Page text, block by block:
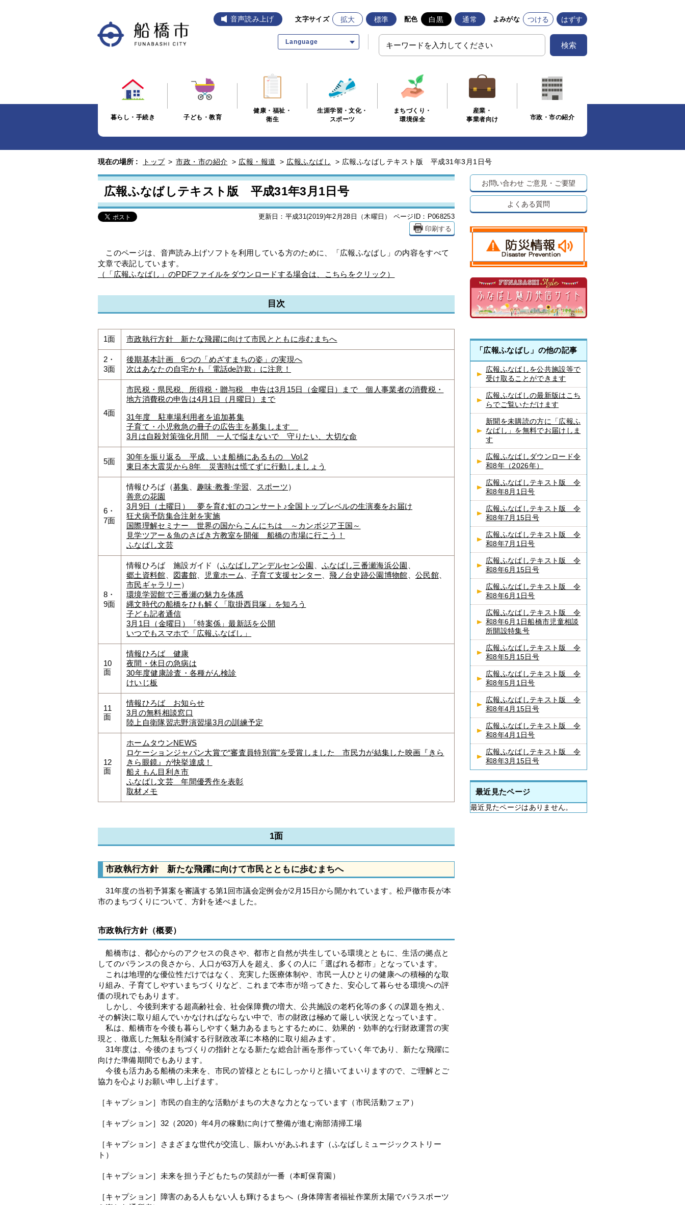
音声読み上げ 文字サイズ 拡大 標準 配色 白黒 通常 よみがな つける はずす
Language 検索
暮らし・手続き 子ども・教育
健康・福祉・
衛生
生涯学習・文化・
スポーツ
まちづくり・
環境保全
産業・
事業者向け
市政・市の紹介
現在の場所 : トップ > 市政・市の紹介 > 広報・報道 > 広報ふなばし > 広報ふなばしテキスト版 平成31年3月1日号
広報ふなばしテキスト版 平成31年3月1日号
更新日：平成31(2019)年2月28日（木曜日） ページID：P068253
印刷する
このページは、音声読み上げソフトを利用している方のために、「広報ふなばし」の内容をすべて
文章で表記しています。
（「広報ふなばし」のPDFファイルをダウンロードする場合は、こちらをクリック）
目次
1面 市政執行方針 新たな飛躍に向けて市民とともに歩むまちへ
2・
3面
後期基本計画 6つの「めざすまちの姿」の実現へ
次はあなたの自宅かも「電話de詐欺」に注意！
4面
市民税・県民税、所得税・贈与税 申告は3月15日（金曜日）まで 個人事業者の消費税・
地方消費税の申告は4月1日（月曜日）まで
31年度 駐車場利用者を追加募集
子育て・小児救急の冊子の広告主を募集します
3月は自殺対策強化月間 一人で悩まないで 守りたい、大切な命
5面
30年を振り返る 平成、いま船橋にあるもの Vol.2
東日本大震災から8年 災害時は慌てずに行動しましょう
6・
7面
情報ひろば（募集、 趣味·教養·学習、 スポーツ）
善意の花園
3月9日（土曜日） 夢を育む虹のコンサート♪全国トップレベルの生演奏をお届け
狂犬病予防集合注射を実施
国際理解セミナー 世界の国からこんにちは ～カンボジア王国～
見学ツアー＆魚のさばき方教室を開催 船橋の市場に行こう！
ふなばし文芸
8・
9面
情報ひろば 施設ガイド（ふなばしアンデルセン公園 、ふなばし三番瀬海浜公園 、
郷土資料館、 図書館、 児童ホーム、子育て支援センター、飛ノ台史跡公園博物館、 公民館、
市民ギャラリー）
環境学習館で三番瀬の魅力を体感
縄文時代の船橋をひも解く「取掛西貝塚」を知ろう
子ども記者通信
3月1日（金曜日）「特案係」最新話を公開
いつでもスマホで「広報ふなばし」
10
面
情報ひろば 健康
夜間・休日の急病は
30年度健康診査・各種がん検診
けいじ板
11
面
情報ひろば お知らせ
3月の無料相談窓口
陸上自衛隊習志野演習場3月の訓練予定
12
面
ホームタウンNEWS
ロケーションジャパン大賞で“審査員特別賞”を受賞しました 市民力が結集した映画『きら
きら眼鏡』が快挙達成！
船えもん目利き市
ふなばし文芸 年間優秀作を表彰
取材メモ
1面
市政執行方針 新たな飛躍に向けて市民とともに歩むまちへ
31年度の当初予算案を審議する第1回市議会定例会が2月15日から開かれています。松戸徹市長が本
市のまちづくりについて、方針を述べました。
市政執行方針（概要）
船橋市は、都心からのアクセスの良さや、都市と自然が共生している環境とともに、生活の拠点と
してのバランスの良さから、人口が63万人を超え、多くの人に「選ばれる都市」となっています。
これは地理的な優位性だけではなく、充実した医療体制や、市民一人ひとりの健康への積極的な取
り組み、子育てしやすいまちづくりなど、これまで本市が培ってきた、安心して暮らせる環境への評
価の現れでもあります。
しかし、今後到来する超高齢社会、社会保障費の増大、公共施設の老朽化等の多くの課題を抱え、
その解決に取り組んでいかなければならない中で、市の財政は極めて厳しい状況となっています。
私は、船橋市を今後も暮らしやすく魅力あるまちとするために、効果的・効率的な行財政運営の実
現と、徹底した無駄を削減する行財政改革に本格的に取り組みます。
31年度は、今後のまちづくりの指針となる新たな総合計画を形作っていく年であり、新たな飛躍に
向けた準備期間でもあります。
今後も活力ある船橋の未来を、市民の皆様とともにしっかりと描いてまいりますので、ご理解とご
協力を心よりお願い申し上げます。
［キャプション］市民の自主的な活動がまちの大きな力となっています（市民活動フェア）
［キャプション］32（2020）年4月の稼動に向けて整備が進む南部清掃工場
［キャプション］さまざまな世代が交流し、賑わいがあふれます（ふなばしミュージックストリー
ト）
［キャプション］未来を担う子どもたちの笑顔が一番（本町保育園）
［キャプション］障害のある人もない人も輝けるまちへ（身体障害者福祉作業所太陽でパラスポーツ
お問い合わせ ご意見・ご要望
よくある質問
「広報ふなばし」の他の記事
広報ふなばしを公共施設等で
受け取ることができます
広報ふなばしの最新版はこち
らでご覧いただけます
新聞を未購読の方に「広報ふ
なばし」を無料でお届けしま
す
広報ふなばしダウンロード令
和8年（2026年）
広報ふなばしテキスト版 令
和8年8月1日号
広報ふなばしテキスト版 令
和8年7月15日号
広報ふなばしテキスト版 令
和8年7月1日号
広報ふなばしテキスト版 令
和8年6月15日号
広報ふなばしテキスト版 令
和8年6月1日号
広報ふなばしテキスト版 令
和8年6月1日船橋市児童相談
所開設特集号
広報ふなばしテキスト版 令
和8年5月15日号
広報ふなばしテキスト版 令
和8年5月1日号
広報ふなばしテキスト版 令
和8年4月15日号
広報ふなばしテキスト版 令
和8年4月1日号
広報ふなばしテキスト版 令
和8年3月15日号
最近見たページ
最近見たページはありません。